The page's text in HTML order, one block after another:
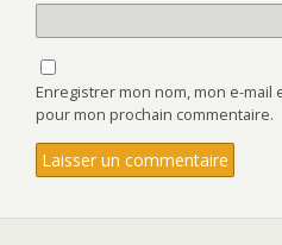
Enregistrer mon nom, mon e-mail
pour mon prochain commentaire.